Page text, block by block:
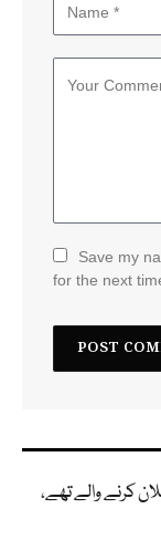
Save my
for the next
کرنے والے تھے،